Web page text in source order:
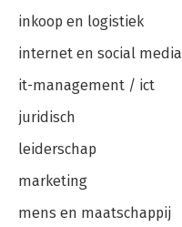
inkoop en logistiek
internet en social media
it-management / ict
juridisch
leiderschap
marketing
mens en maatschappij